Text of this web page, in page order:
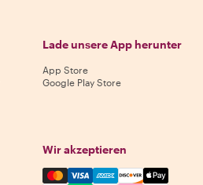
Lade unsere App herunter
App Store
Google Play Store
Wir akzeptieren
Mastercard, Visa, Amex,